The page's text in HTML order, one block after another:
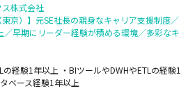
株式会社
東京）】元SE社長の親身なキャリア支援制度／
早期にリーダー経験が積める環境／多彩なキ
経験1年以上 ・BIツールやDWHやETLの経験1
ベース経験1年以上